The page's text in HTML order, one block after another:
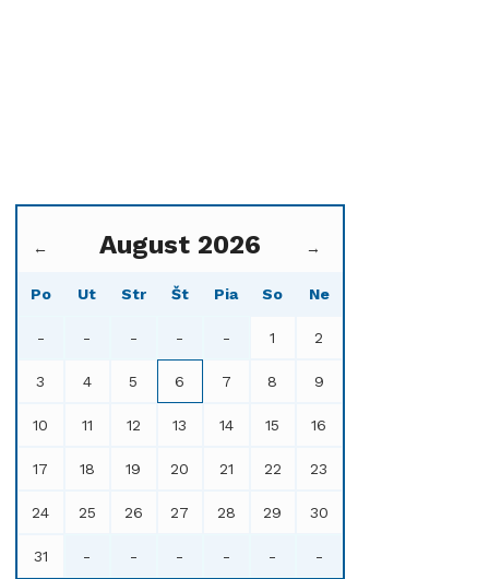
← August 2026 →
Po Ut Str Št Pia So Ne
- - - - - 1 2
3 4 5 6 7 8 9
10 11 12 13 14 15 16
17 18 19 20 21 22 23
24 25 26 27 28 29 30
31 - - - - - -